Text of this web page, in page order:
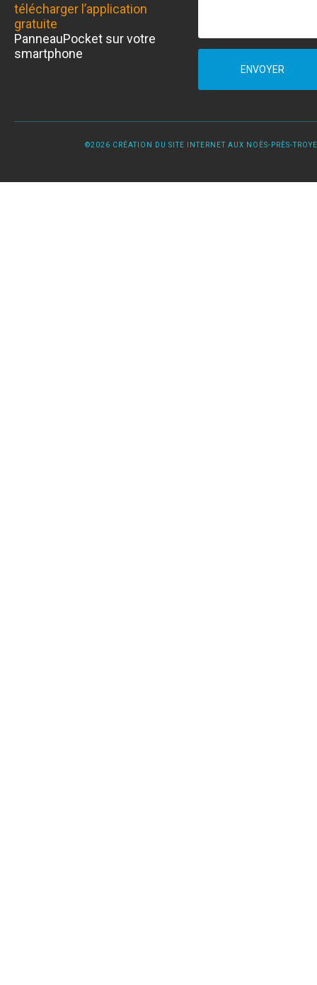
télécharger l’application
gratuite
PanneauPocket sur votre
smartphone
ENVOYER
©2026 CRÉATION DU SITE INTERNET AUX NOËS-PRÈS-